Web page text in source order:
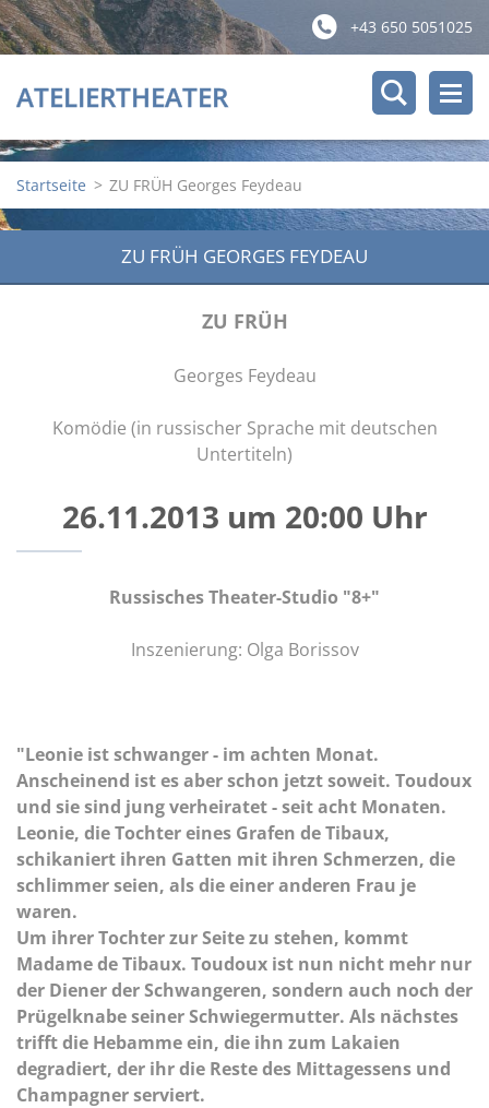
+43 650 5051025
ATELIERTHEATER
Startseite > ZU FRÜH Georges Feydeau
ZU FRÜH GEORGES FEYDEAU
ZU FRÜH
Georges Feydeau
Komödie (in russischer Sprache mit deutschen
Untertiteln)
26.11.2013 um 20:00 Uhr
Russisches Theater-Studio "8+"
Inszenierung: Olga Borissov
"Leonie ist schwanger - im achten Monat.
Anscheinend ist es aber schon jetzt soweit. Toudoux
und sie sind jung verheiratet - seit acht Monaten.
Leonie, die Tochter eines Grafen de Tibaux,
schikaniert ihren Gatten mit ihren Schmerzen, die
schlimmer seien, als die einer anderen Frau je
waren.
Um ihrer Tochter zur Seite zu stehen, kommt
Madame de Tibaux. Toudoux ist nun nicht mehr nur
der Diener der Schwangeren, sondern auch noch der
Prügelknabe seiner Schwiegermutter. Als nächstes
trifft die Hebamme ein, die ihn zum Lakaien
degradiert, der ihr die Reste des Mittagessens und
Champagner serviert.